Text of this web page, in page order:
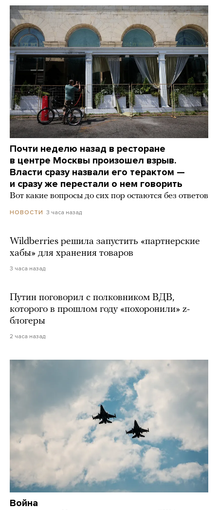
Почти неделю назад в ресторане
в центре Москвы произошел взрыв.
Власти сразу назвали его терактом —
и сразу же перестали о нем говорить
Вот какие вопросы до сих пор остаются без ответов
НОВОСТИ 3 часа назад
Wildberries решила запустить «партнерские
хабы» для хранения товаров
3 часа назад
Путин поговорил с полковником ВДВ,
которого в прошлом году «похоронили» z-
блогеры
2 часа назад
Война